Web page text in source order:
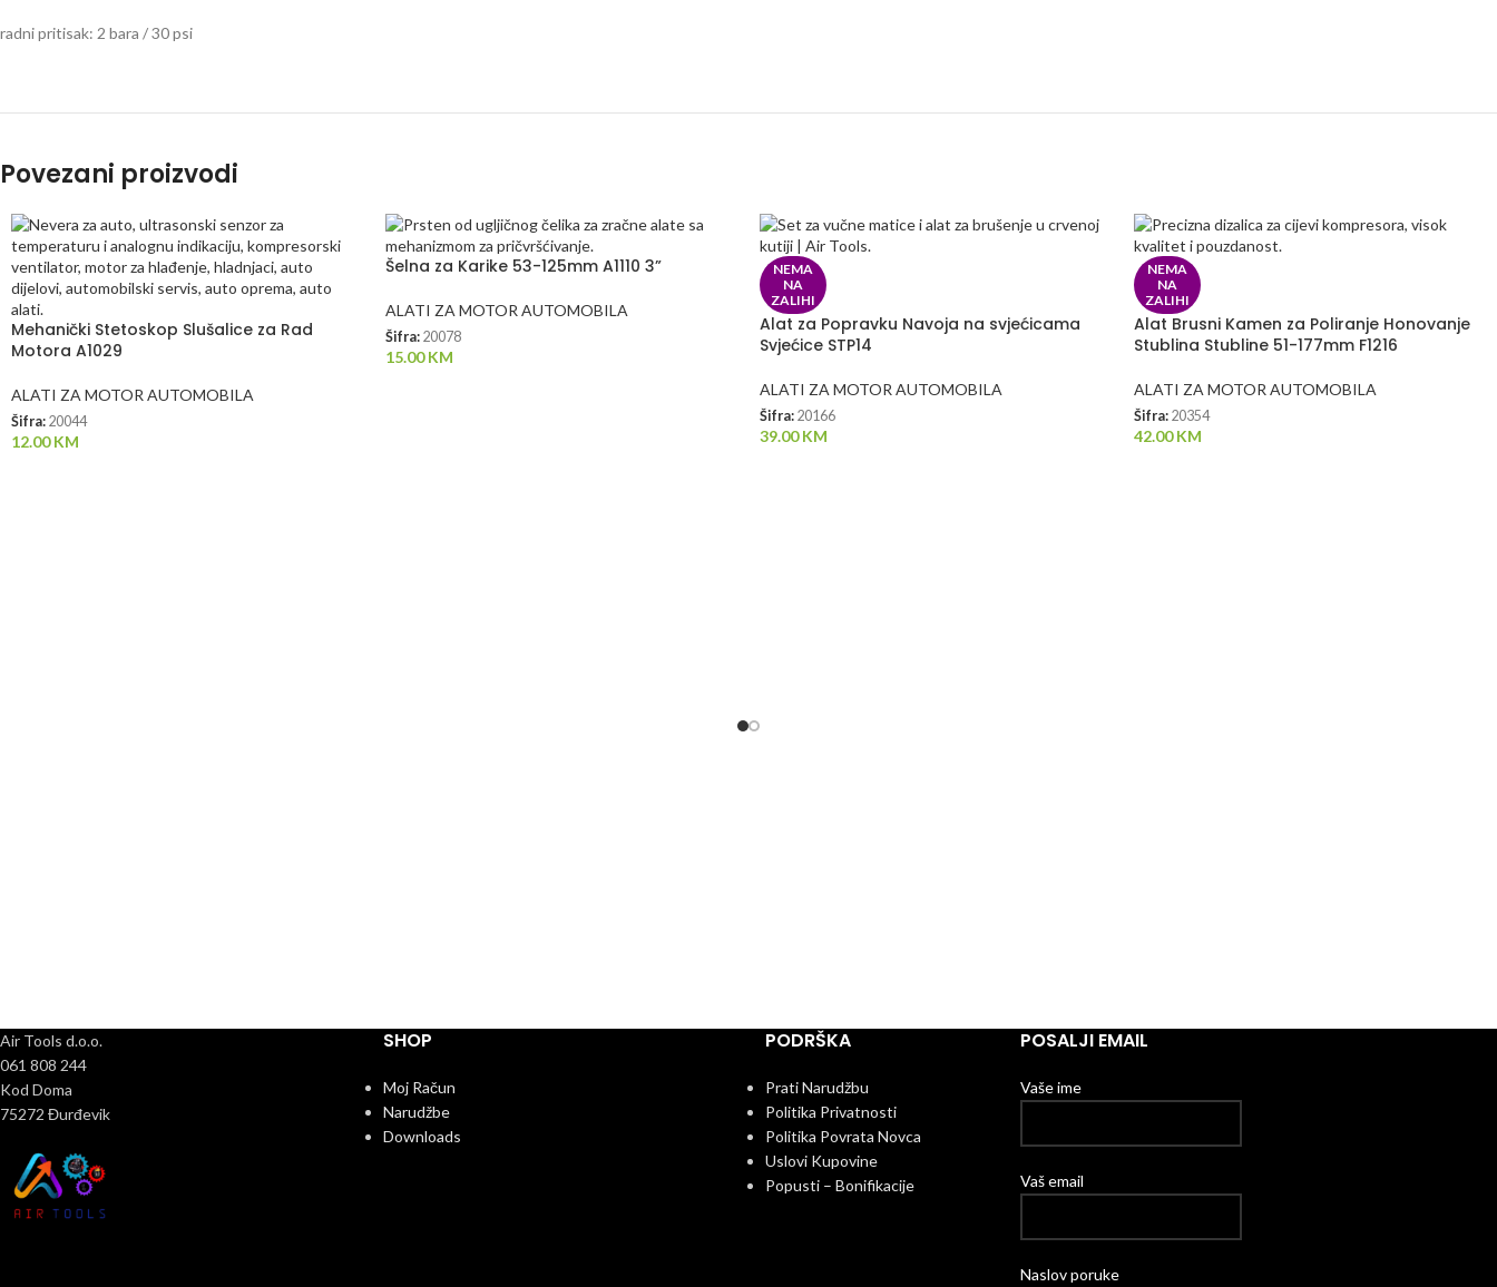
radni pritisak: 2 bara / 30 psi
Povezani proizvodi
Mehanički Stetoskop Slušalice za Rad
Motora A1029
ALATI ZA MOTOR AUTOMOBILA
Šifra: 20044
12.00KM
Šelna za Karike 53-125mm A1110 3”
ALATI ZA MOTOR AUTOMOBILA
Šifra: 20078
15.00KM
NEMA
NA
ZALIHI
Alat za Popravku Navoja na svjećicama
Svjećice STP14
ALATI ZA MOTOR AUTOMOBILA
Šifra: 20166
39.00KM
NEMA
NA
ZALIHI
Alat Brusni Kamen za Poliranje Honovanje
Stublina Stubline 51-177mm F1216
ALATI ZA MOTOR AUTOMOBILA
Šifra: 20354
42.00KM
Air Tools d.o.o.
061 808 244
Kod Doma
75272 Đurđevik
SHOP
Moj Račun
Narudžbe
Downloads
PODRŠKA
Prati Narudžbu
Politika Privatnosti
Politika Povrata Novca
Uslovi Kupovine
Popusti – Bonifikacije
POSALJI EMAIL
Vaše ime
Vaš email
Naslov poruke